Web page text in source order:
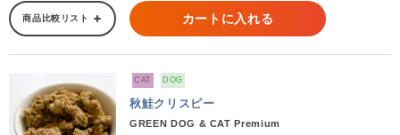
商品比較リスト カートに入れる
CAT DOG
秋鮭クリスピー
GREEN DOG & CAT Premium